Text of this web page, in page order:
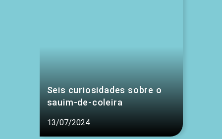
Seis curiosidades sobre o
sauim-de-coleira
13/07/2024